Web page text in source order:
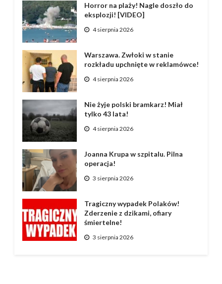
Horror na plaży! Nagle doszło do
eksplozji! [VIDEO]
4 sierpnia 2026
Warszawa. Zwłoki w stanie
rozkładu upchnięte w reklamówce!
4 sierpnia 2026
Nie żyje polski bramkarz! Miał
tylko 43 lata!
4 sierpnia 2026
Joanna Krupa w szpitalu. Pilna
operacja!
3 sierpnia 2026
Tragiczny wypadek Polaków!
Zderzenie z dzikami, ofiary
śmiertelne!
3 sierpnia 2026